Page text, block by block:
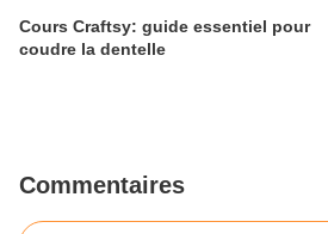
Cours Craftsy: guide essentiel pour
coudre la dentelle
Commentaires